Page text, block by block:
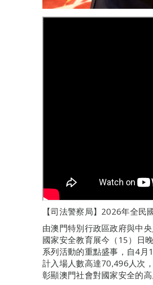
【司法警察局】2026年全民
由澳門特別行政區政府與中
國家安全教育展今（15）日
系列活動的重點盛事，自4
計入場人數高達70,496人次
彰顯澳門社會對國家安全的高